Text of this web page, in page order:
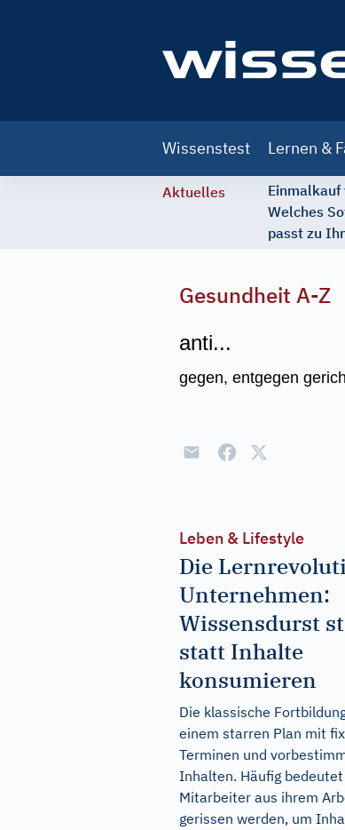
navigation
Wissenstest Lernen &
Aktuelles
Einmalkauf
Welches
passt zu
Gesundheit A-Z
anti...
gegen, entgegen
Leben & Lifestyle
Die
Unternehmen:
Wissensdurst
statt Inhalte
konsumieren
Die klassische
einem starren Plan mit
Terminen und
Inhalten. Häufig
Mitarbeiter aus ihrem
gerissen werden, um